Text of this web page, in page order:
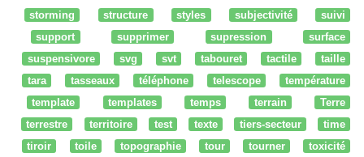
storming
structure styles subjectivité
suivi
support
supprimer supression
surface
suspensivore
svg svt tabouret tactile
taille
tara
tasseaux téléphone telescope
température
template
templates temps terrain
Terre
terrestre
territoire test texte tiers-secteur
time
tiroir
toile topographie tour tourner
toxicité